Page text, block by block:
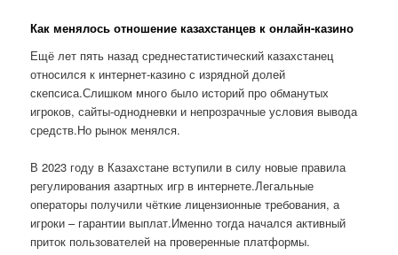
Как менялось отношение казахстанцев к онлайн-казино
Ещё лет пять назад среднестатистический казахстанец
относился к интернет-казино с изрядной долей
скепсиса.Слишком много было историй про обманутых
игроков, сайты-однодневки и непрозрачные условия вывода
средств.Но рынок менялся.
В 2023 году в Казахстане вступили в силу новые правила
регулирования азартных игр в интернете.Легальные
операторы получили чёткие лицензионные требования, а
игроки – гарантии выплат.Именно тогда начался активный
приток пользователей на проверенные платформы.